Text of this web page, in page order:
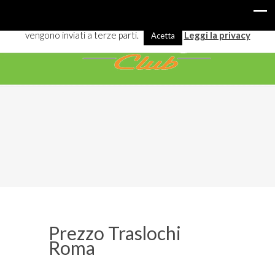
Prezzo Traslochi
Roma
vengono inviati a terze parti.
Acetta Leggi la privacy